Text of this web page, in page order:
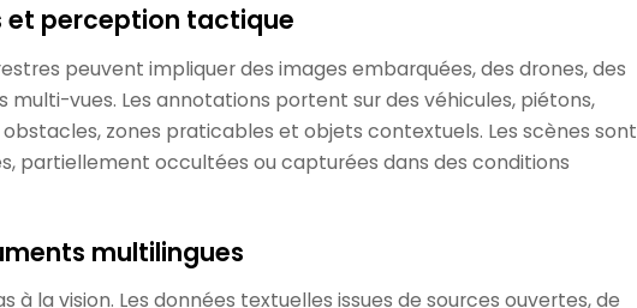
et perception tactique
peuvent impliquer des images embarquées, des drones, des
multi-vues. Les annotations portent sur des véhicules, piétons,
zones praticables et objets contextuels. Les scènes sont
partiellement occultées ou capturées dans des conditions
multilingues
à la vision. Les données textuelles issues de sources ouvertes, de